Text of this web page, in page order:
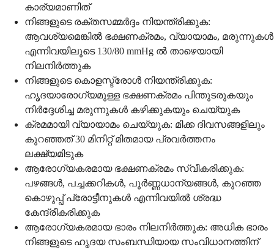
കാര്യമാണിത്
നിങ്ങളുടെ രക്തസമ്മർദ്ദം നിയന്ത്രിക്കുക:
ആവശ്യമെങ്കിൽ ഭക്ഷണക്രമം, വ്യായാമം, മരുന്നുകൾ
എന്നിവയിലൂടെ 130/80 mmHg ൽ താഴെയായി
നിലനിർത്തുക
നിങ്ങളുടെ കൊളസ്ട്രോൾ നിയന്ത്രിക്കുക:
ഹൃദയാരോഗ്യമുള്ള ഭക്ഷണക്രമം പിന്തുടരുകയും
നിർദ്ദേശിച്ച മരുന്നുകൾ കഴിക്കുകയും ചെയ്യുക
ക്രമമായി വ്യായാമം ചെയ്യുക: മിക്ക ദിവസങ്ങളിലും
കുറഞ്ഞത് 30 മിനിറ്റ് മിതമായ പ്രവർത്തനം
ലക്ഷ്യമിടുക
ആരോഗ്യകരമായ ഭക്ഷണക്രമം സ്വീകരിക്കുക:
പഴങ്ങൾ, പച്ചക്കറികൾ, പൂർണ്ണധാന്യങ്ങൾ, കുറഞ്ഞ
കൊഴുപ്പ് പ്രോട്ടീനുകൾ എന്നിവയിൽ ശ്രദ്ധ
കേന്ദ്രീകരിക്കുക
ആരോഗ്യകരമായ ഭാരം നിലനിർത്തുക: അധിക ഭാരം
നിങ്ങളുടെ ഹൃദയ സംബന്ധിയായ സംവിധാനത്തിന്